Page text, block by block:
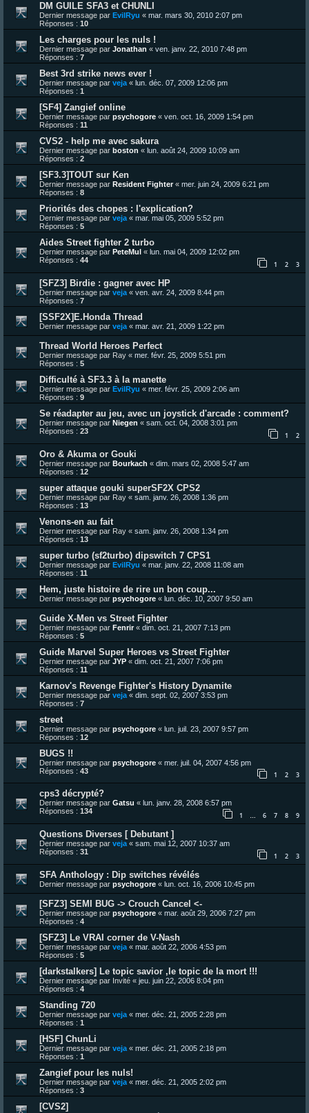
DM GUILE SFA3 et CHUNLI
Dernier message par EvilRyu « mar. mars 30, 2010 2:07 pm
Réponses : 10
Les charges pour les nuls !
Dernier message par Jonathan « ven. janv. 22, 2010 7:48 pm
Réponses : 7
Best 3rd strike news ever !
Dernier message par veja « lun. déc. 07, 2009 12:06 pm
Réponses : 1
[SF4] Zangief online
Dernier message par psychogore « ven. oct. 16, 2009 1:54 pm
Réponses : 11
CVS2 - help me avec sakura
Dernier message par boston « lun. août 24, 2009 10:09 am
Réponses : 2
[SF3.3]TOUT sur Ken
Dernier message par Resident Fighter« mer. juin 24, 2009 6:21 pm
Réponses : 8
Priorités des chopes : l'explication?
Dernier message par veja « mar. mai 05, 2009 5:52 pm
Réponses : 5
Aides Street fighter 2 turbo
Dernier message par PeteMul « lun. mai 04, 2009 12:02 pm
Réponses : 44 1 2 3
[SFZ3] Birdie : gagner avec HP
Dernier message par veja « ven. avr. 24, 2009 8:44 pm
Réponses : 7
[SSF2X]E.Honda Thread
Dernier message par veja « mar. avr. 21, 2009 1:22 pm
Thread World Heroes Perfect
Dernier message par Ray « mer. févr. 25, 2009 5:51 pm
Réponses : 5
Difficulté à SF3.3 à la manette
Dernier message par EvilRyu « mer. févr. 25, 2009 2:06 am
Réponses : 9
Se réadapter au jeu, avec un joystick d'arcade : comment?
Dernier message par Niegen « sam. oct. 04, 2008 3:01 pm
Réponses : 23 1 2
Oro & Akuma or Gouki
Dernier message par Bourkach « dim. mars 02, 2008 5:47 am
Réponses : 12
super attaque gouki superSF2X CPS2
Dernier message par Ray « sam. janv. 26, 2008 1:36 pm
Réponses : 13
Venons-en au fait
Dernier message par Ray « sam. janv. 26, 2008 1:34 pm
Réponses : 13
super turbo (sf2turbo) dipswitch 7 CPS1
Dernier message par EvilRyu « mar. janv. 22, 2008 11:08 am
Réponses : 11
Hem, juste histoire de rire un bon coup...
Dernier message par psychogore « lun. déc. 10, 2007 9:50 am
Guide X-Men vs Street Fighter
Dernier message par Fenrir« dim. oct. 21, 2007 7:13 pm
Réponses : 5
Guide Marvel Super Heroes vs Street Fighter
Dernier message par JYP « dim. oct. 21, 2007 7:06 pm
Réponses : 11
Karnov's Revenge Fighter's History Dynamite
Dernier message par veja « dim. sept. 02, 2007 3:53 pm
Réponses : 7
street
Dernier message par psychogore « lun. juil. 23, 2007 9:57 pm
Réponses : 12
BUGS !!
Dernier message par psychogore « mer. juil. 04, 2007 4:56 pm
Réponses : 43 1 2 3
cps3 décrypté?
Dernier message par Gatsu « lun. janv. 28, 2008 6:57 pm
Réponses : 134 1 … 6 7 8 9
Questions Diverses [ Debutant ]
Dernier message par veja « sam. mai 12, 2007 10:37 am
Réponses : 31 1 2 3
SFA Anthology : Dip switches révélés
Dernier message par psychogore « lun. oct. 16, 2006 10:45 pm
[SFZ3] SEMI BUG -> Crouch Cancel <-
Dernier message par psychogore « mar. août 29, 2006 7:27 pm
Réponses : 4
[SFZ3] Le VRAI corner de V-Nash
Dernier message par veja « mar. août 22, 2006 4:53 pm
Réponses : 5
[darkstalkers] Le topic savior ,le topic de la mort !!!
Dernier message par Invité « jeu. juin 22, 2006 8:04 pm
Réponses : 4
Standing 720
Dernier message par veja « mer. déc. 21, 2005 2:28 pm
Réponses : 1
[HSF] ChunLi
Dernier message par veja « mer. déc. 21, 2005 2:18 pm
Réponses : 1
Zangief pour les nuls!
Dernier message par veja « mer. déc. 21, 2005 2:02 pm
Réponses : 3
[CVS2]